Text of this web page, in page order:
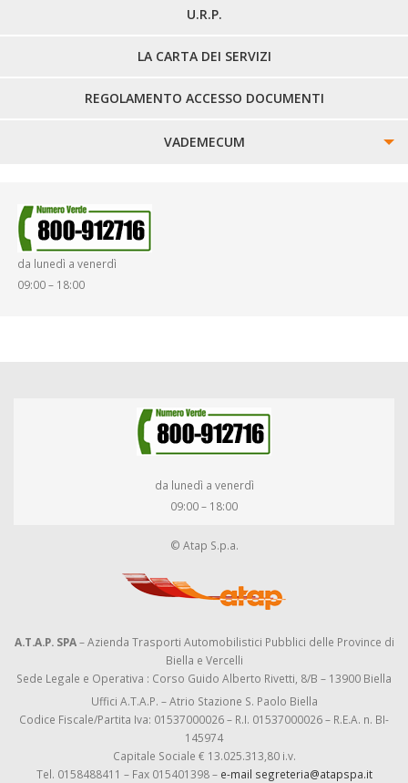
U.R.P.
LA CARTA DEI SERVIZI
REGOLAMENTO ACCESSO DOCUMENTI
VADEMECUM
SMARRIMENTO OGGETTI
da lunedì a venerdì
09:00 – 18:00
da lunedì a venerdì
09:00 – 18:00
© Atap S.p.a.
A.T.A.P. SPA– Azienda Trasporti Automobilistici Pubblici delle Province di
Biella e Vercelli
Sede Legale e Operativa : Corso Guido Alberto Rivetti, 8/B – 13900 Biella
Uffici A.T.A.P. – Atrio Stazione S. Paolo Biella
Codice Fiscale/Partita Iva: 01537000026 – R.I. 01537000026 – R.E.A. n. BI-
145974
Capitale Sociale € 13.025.313,80 i.v.
Tel. 0158488411 – Fax 015401398 – e-mail segreteria@atapspa.it